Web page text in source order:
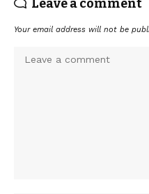
Leave a comment
Your email address will not be